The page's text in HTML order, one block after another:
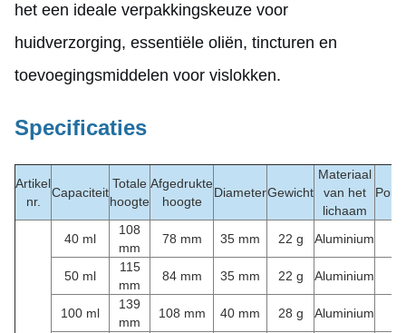
het een ideale verpakkingskeuze voor
huidverzorging, essentiële oliën, tincturen en
toevoegingsmiddelen voor vislokken.
Specificaties
Artikel
nr.
Capaciteit
Totale
hoogte
Afgedrukte
hoogte
DiameterGewicht
Materiaal
van het
lichaam
40 ml
108
mm
78 mm 35 mm 22 g Aluminium
50 ml
115
mm
84 mm 35 mm 22 g Aluminium
100 ml
139
mm
108 mm 40 mm 28 g Aluminium